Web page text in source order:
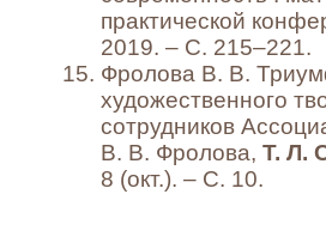
практической
2019. – С. 215–221.
Фролова В. В.
художественного
сотрудников
В. В. Фролова, Т. Л.
8 (окт.). – С. 10.